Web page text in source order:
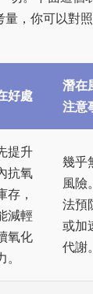
，你可以對
好處
潛在
注意
提升
抗氧
存，
減輕
氧化
幾乎
風險
法預
或加
代謝。